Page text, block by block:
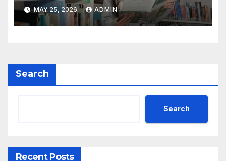
други: как ръководството
на YCIS отваря врати към
престижни университети
MAY 25, 2026 ADMIN
Search
Search
Recent Posts